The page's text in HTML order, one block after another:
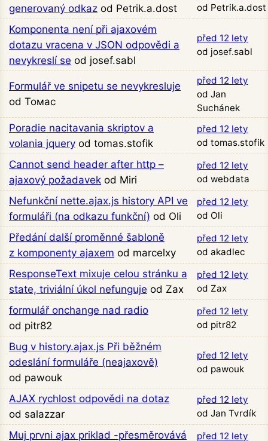
generovaný odkaz od Petrik.a.dost
od Petrik.a.dost
Komponenta není při ajaxovém
dotazu vracena v JSON odpovědi a
nevykreslí se od josef.sabl
před 12 lety
od josef.sabl
Formulář ve snipetu se nevykresluje
od Томас
před 12 lety
od Jan
Suchánek
Poradie nacitavania skriptov a
volania jquery od tomas.stofik
před 12 lety
od tomas.stofik
Cannot send header after http –
ajaxový požadavek od Miri
před 12 lety
od webdata
Nefunkční nette.ajax.js history API ve
formuláři (na odkazu funkční) od Oli
před 12 lety
od Oli
Předání další proměnné šabloně
z komponenty ajaxem od marcelxy
před 12 lety
od akadlec
ResponseText mixuje celou stránku a
state, triviální úkol nefunguje od Zax
před 12 lety
od Zax
formulář onchange nad radio
od pitr82
před 12 lety
od pitr82
Bug v history.ajax.js Při běžném
odeslání formuláře (neajaxově)
od pawouk
před 12 lety
od pawouk
AJAX rychlost odpovědi na dotaz
od salazzar
před 12 lety
od Jan Tvrdík
Muj prvni ajax priklad -přesměrovává před 12 lety